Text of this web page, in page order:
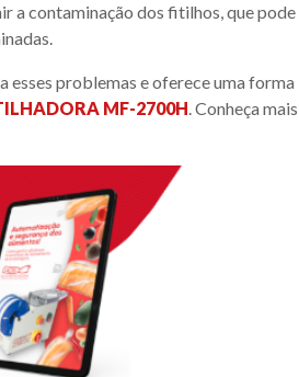
a contaminação dos fitilhos, que pode
esses problemas e oferece uma forma
MF-2700H. Conheça mais